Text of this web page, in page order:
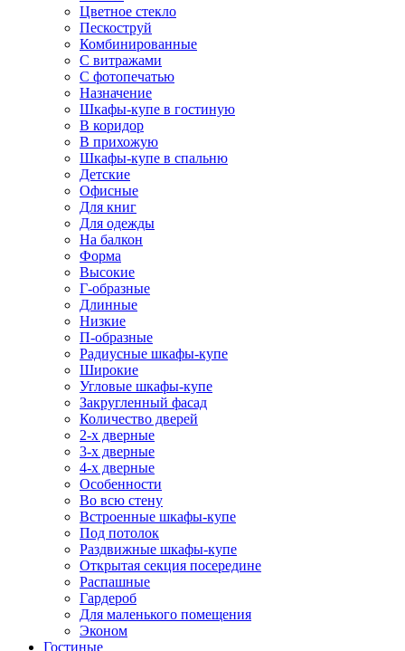
Цветное стекло
Пескоструй
Комбинированные
С витражами
С фотопечатью
Назначение
Шкафы-купе в гостиную
В коридор
В прихожую
Шкафы-купе в спальню
Детские
Офисные
Для книг
Для одежды
На балкон
Форма
Высокие
Г-образные
Длинные
Низкие
П-образные
Радиусные шкафы-купе
Широкие
Угловые шкафы-купе
Закругленный фасад
Количество дверей
2-х дверные
3-х дверные
4-х дверные
Особенности
Во всю стену
Встроенные шкафы-купе
Под потолок
Раздвижные шкафы-купе
Открытая секция посередине
Распашные
Гардероб
Для маленького помещения
Эконом
Гостиные